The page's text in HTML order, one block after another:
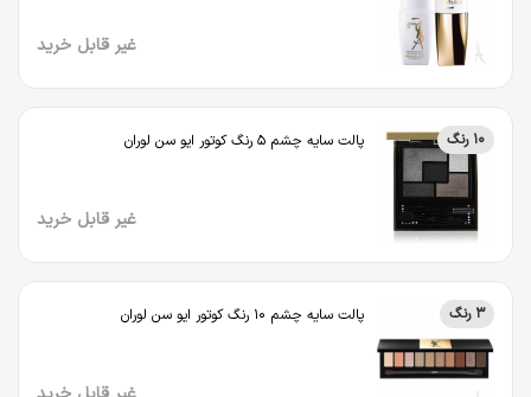
غیر قابل خرید
10 رنگ پالت سایه چشم 5 رنگ کوتور ایو سن لوران
غیر قابل خرید
3 رنگ پالت سایه چشم 10 رنگ کوتور ایو سن لوران